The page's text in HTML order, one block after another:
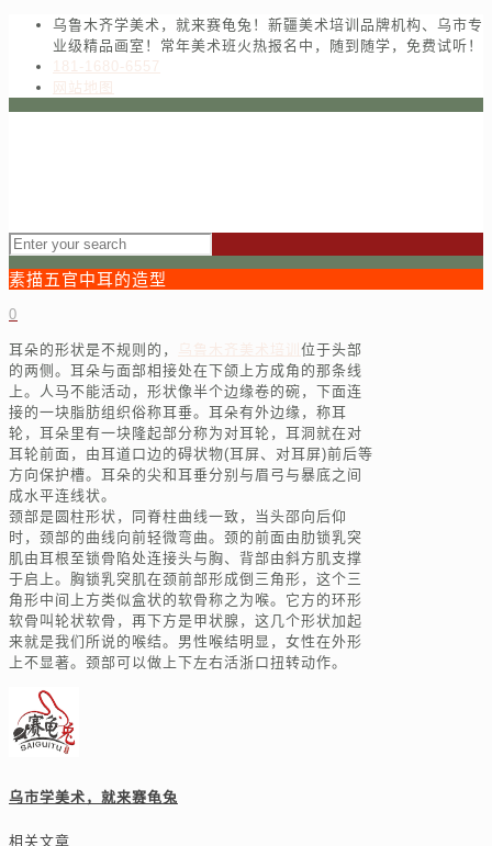
乌鲁木齐学美术，就来赛龟兔！新疆美术培训品牌机构、乌市专
业级精品画室！常年美术班火热报名中，随到随学，免费试听！
181-1680-6557
网站地图
素描五官中耳的造型
0
耳朵的形状是不规则的， 乌鲁木齐美术培训 位于头部
的两侧。耳朵与面部相接处在下颌上方成角的那条线
上。人马不能活动，形状像半个边缘卷的碗，下面连
接的一块脂肪组织俗称耳垂。耳朵有外边缘，称耳
轮，耳朵里有一块隆起部分称为对耳轮，耳洞就在对
耳轮前面，由耳道口边的碍状物(耳屏、对耳屏)前后等
方向保护槽。耳朵的尖和耳垂分别与眉弓与暴底之间
成水平连线状。
颈部是圆柱形状，同脊柱曲线一致，当头邵向后仰
时，颈部的曲线向前轻微弯曲。颈的前面由肋锁乳突
肌由耳根至锁骨陷处连接头与胸、背部由斜方肌支撑
于启上。胸锁乳突肌在颈前部形成倒三角形，这个三
角形中间上方类似盒状的软骨称之为喉。它方的环形
软骨叫轮状软骨，再下方是甲状腺，这几个形状加起
来就是我们所说的喉结。男性喉结明显，女性在外形
上不显著。颈部可以做上下左右活浙口扭转动作。
乌市学美术，就来赛龟兔
相关文章